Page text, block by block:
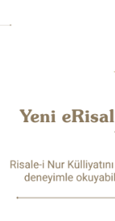
Dipnot-2
Bir Dersinin Üçüncü